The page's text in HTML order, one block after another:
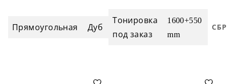
Прямоугольная Дуб
Тонировка
под заказ
1600+550
mm